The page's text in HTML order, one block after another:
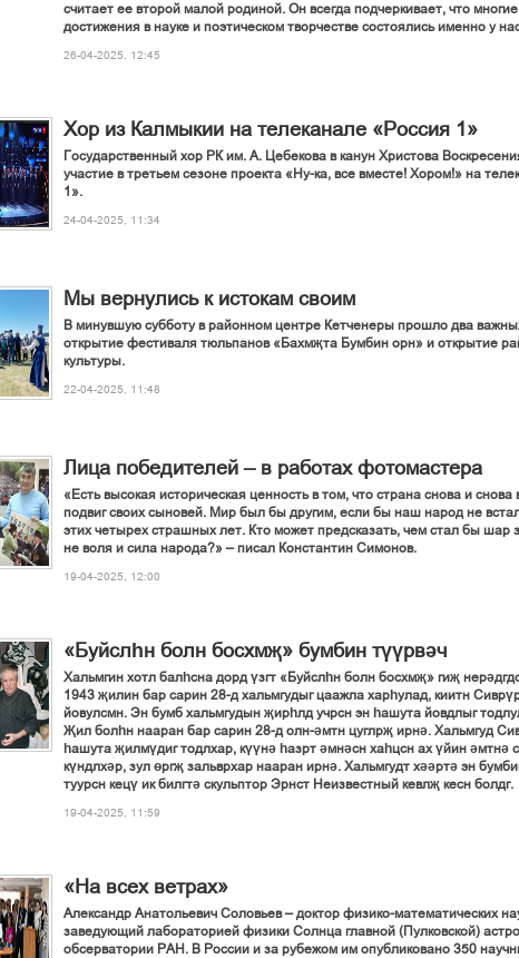
считает ее второй малой родиной. Он всегда подчеркивает, что многие
достижения в науке и поэтическом творчестве состоялись именно у
26-04-2025, 12:45
Хор из Калмыкии на телеканале «Россия 1»
Государственный хор РК им. А. Цебекова в канун Христова
участие в третьем сезоне проекта «Ну-ка, все вместе! Хором!» на
1».
24-04-2025, 11:34
Мы вернулись к истокам своим
В минувшую субботу в районном центре Кетченеры прошло два
открытие фестиваля тюльпанов «Бахмҗта Бумбин орн» и открытие
культуры.
22-04-2025, 11:48
Лица победителей – в работах фотомастера
«Есть высокая историческая ценность в том, что страна снова и снова
подвиг своих сыновей. Мир был бы другим, если бы наш народ не
этих четырех страшных лет. Кто может предсказать, чем стал бы шар
не воля и сила народа?» – писал Константин Симонов.
19-04-2025, 12:00
«Буйслһн болн босхмҗ» бумбин түүрвәч
Хальмгин хотл балһсна дорд үзгт «Буйслһн болн босхмҗ» гиҗ
1943 җилин бар сарин 28-д хальмгудыг цаажла харһулад, киитн
йовулсмн. Эн бумб хальмгудын җирһлд учрсн эн һашута йовдлыг
Җил болһн нааран бар сарин 28-д олн-әмтн цуглрҗ ирнә. Хальмгуд
һашута җилмүдиг тодлхар, күүнә һазрт әмнәсн хаһцсн ах үйин әмтнә
күндлхәр, зул өргҗ зальврхар нааран ирнә. Хальмгудт хәәртә эн
туурсн кецү ик билгтә скульптор Эрнст Неизвестный кевлҗ кесн болдг.
19-04-2025, 11:59
«На всех ветрах»
Александр Анатольевич Соловьев – доктор физико-математических
заведующий лабораторией физики Солнца главной (Пулковской)
обсерватории РАН. В России и за рубежом им опубликовано 350